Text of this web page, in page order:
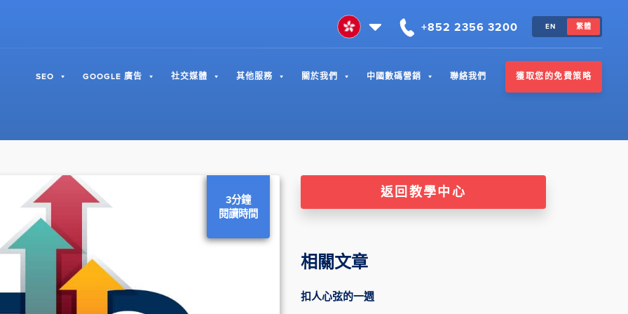
+852 2356 3200 EN 繁體
SEO GOOGLE 廣告 社交媒體 其他服務 關於我們 中國數碼營銷 聯絡我們 獲取您的免費策略
3分鐘
閱讀時間
返回教學中心
相關文章
扣人心弦的一週